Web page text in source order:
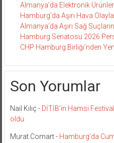
Almanya’da Elektronik
Hamburg’da Aşırı Hava
Almanya’da Aşırı Sağ
Hamburg Senatosu 2026
CHP Hamburg Birliği’nden
Son Yorumlar
Nail Kılıç - DİTİB’in Hamsi
oldu
Murat Comart- Hamburg’da